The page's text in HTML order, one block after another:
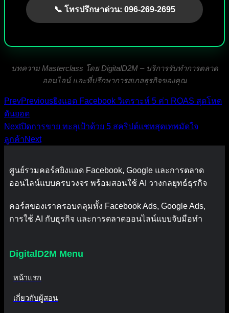
📞 โทรปรึกษาด่วน: 096-269-2695
บทความ Masterclass โดย DigitalD2M – บริการรับทำการตลาด
ออนไลน์ และที่ปรึกษาการสเกลธุรกิจของคุณ
PrevPreviousยิงแอด Facebook วิเคราะห์ 5 ค่า ROAS สุดโหด
ดันยอด
Nextปิดการขาย ทะลุเป้าด้วย 5 สคริปต์แชทสุดเทพมัดใจ
ลูกค้าNext
ศูนย์รวมคอร์สยิงแอด Facebook, Google และการตลาด
ออนไลน์แบบครบวงจร พร้อมสอนใช้ AI วางกลยุทธ์ธุรกิจ
คอร์สของเราครอบคลุมทั้ง Facebook Ads, Google Ads,
การใช้ AI กับธุรกิจ และการตลาดออนไลน์แบบจับมือทำ
DigitalD2M Menu
หน้าแรก
เกี่ยวกับผู้สอน